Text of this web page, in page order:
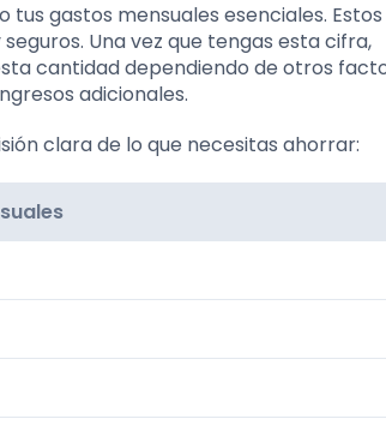
gastos mensuales esenciales.
Una vez que tengas esta cifra,
cantidad dependiendo de otros
adicionales.
clara de lo que necesitas ahorrar: